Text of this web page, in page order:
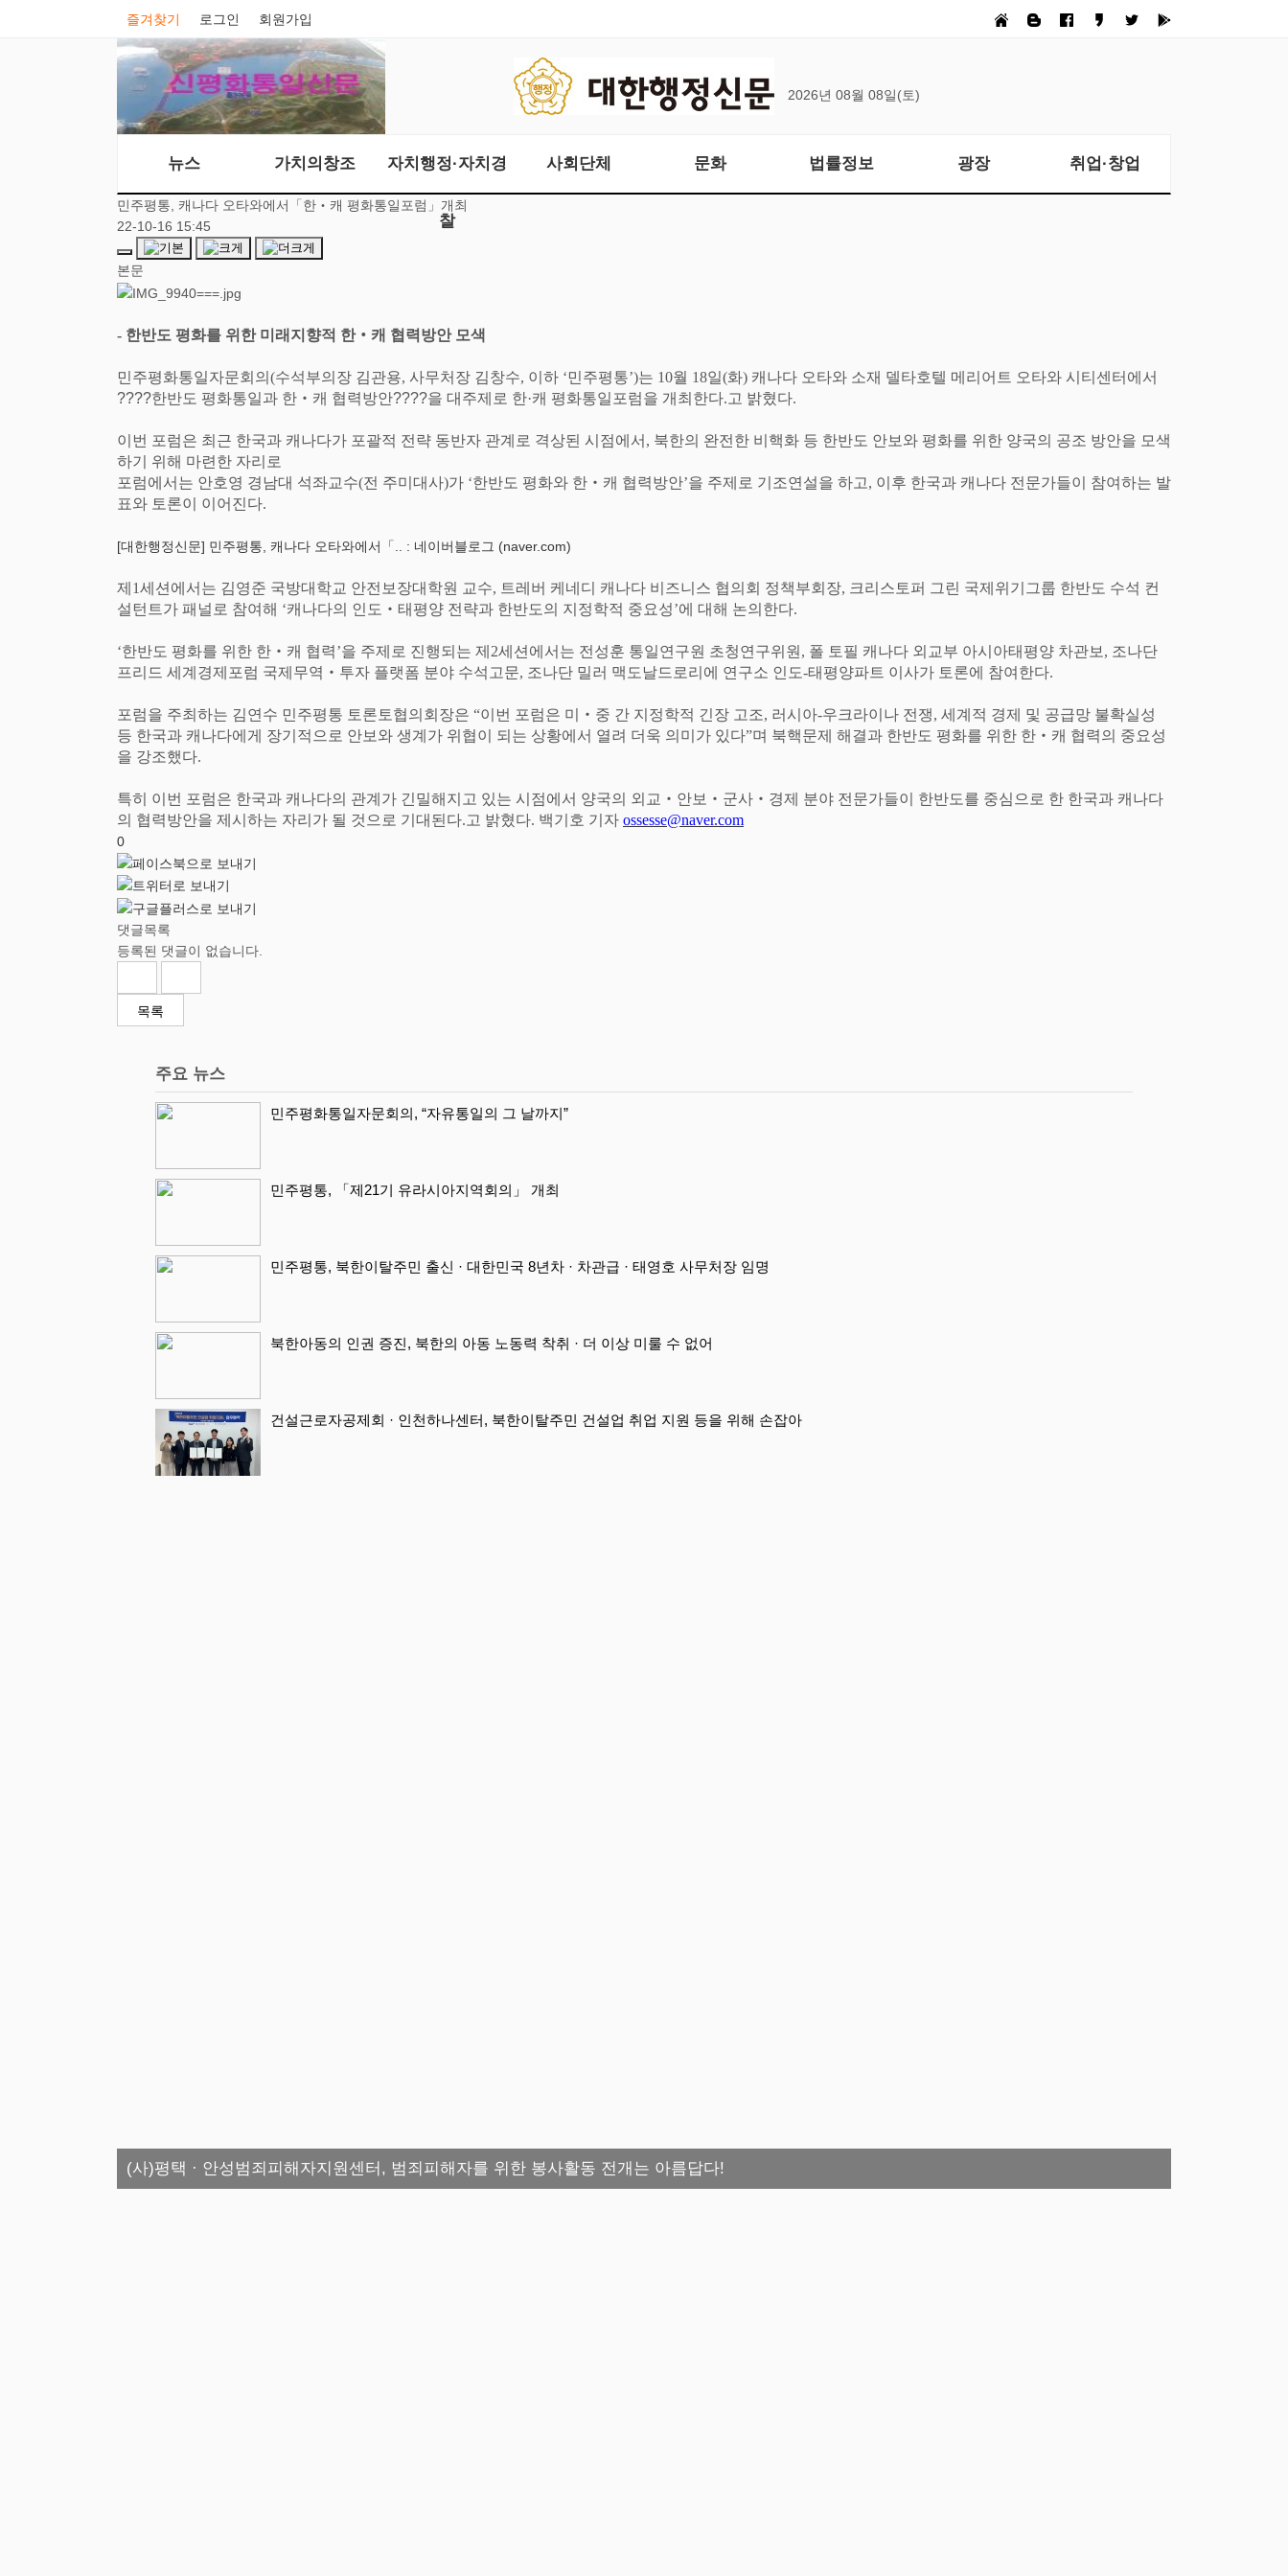
즐겨찾기 로그인 회원가입
2026년 08월 08일(토)
뉴스 가치의창조 자치행정·자치경
찰
사회단체 문화 법률정보 광장 취업·창업
민주평통, 캐나다 오타와에서「한‧캐 평화통일포럼」개최
22-10-16 15:45
본문
- 한반도 평화를 위한 미래지향적 한‧ 캐 협력방안 모색
민주평화통일자문회의 (수석부의장 김관용, 사무처장 김창수, 이하 ‘민주평통’)는 10월 18일(화) 캐나다 오타와 소재 델타호텔 메리어트 오타와 시티센터에서
????한반도 평화통일과 한 ‧ 캐 협력방안????을 대주제로 한·캐 평화통일포럼을 개최한다.고 밝혔다.
이번 포럼은 최근 한국과 캐나다가 포괄적 전략 동반자 관계로 격상된 시점에서 , 북한의 완전한 비핵화 등 한반도 안보와 평화를 위한 양국의 공조 방안을 모색
하기 위해 마련한 자리로
포럼에서는 안호영 경남대 석좌교수(전 주미대사)가 ‘한반도 평화와 한 ‧ 캐 협력방안’을 주제로 기조연설을 하고, 이후 한국과 캐나다 전문가들이 참여하는 발
표와 토론이 이어진다.
[대한행정신문] 민주평통, 캐나다 오타와에서「.. : 네이버블로그 (naver.com)
제 1세션에서는 김영준 국방대학교 안전보장대학원 교수, 트레버 케네디 캐나다 비즈니스 협의회 정책부회장, 크리스토퍼 그린 국제위기그룹 한반도 수석 컨
설턴트가 패널로 참여해 ‘캐나다의 인도 ‧ 태평양 전략과 한반도의 지정학적 중요성’에 대해 논의한다.
‘한반도 평화를 위한 한 ‧ 캐 협력’을 주제로 진행되는 제 2세션에서는 전성훈 통일연구원 초청연구위원 , 폴 토필 캐나다 외교부 아시아태평양 차관보 , 조나단
프리드 세계경제포럼 국제무역 ‧ 투자 플랫폼 분야 수석고문, 조나단 밀러 맥도날드로리에 연구소 인도-태평양파트 이사가 토론에 참여한다.
포럼을 주최하는 김연수 민주평통 토론토협의회장은 “이번 포럼은 미 ‧ 중 간 지정학적 긴장 고조, 러시아-우크라이나 전쟁, 세계적 경제 및 공급망 불확실성
등 한국과 캐나다에게 장기적으로 안보와 생계가 위협이 되는 상황에서 열려 더욱 의미가 있다”며 북핵문제 해결과 한반도 평화를 위한 한 ‧ 캐 협력의 중요성
을 강조했다.
특히 이번 포럼은 한국과 캐나다의 관계가 긴밀해지고 있는 시점에서 양국의 외교 ‧ 안보 ‧ 군사 ‧ 경제 분야 전문가들이 한반도를 중심으로 한 한국과 캐나다
의 협력방안을 제시하는 자리가 될 것으로 기대된다.고 밝혔다. 백기호 기자 ossesse@naver.com
0
댓글목록
등록된 댓글이 없습니다.
목록
주요 뉴스
민주평화통일자문회의, “자유통일의 그 날까지”
민주평통, 「제21기 유라시아지역회의」 개최
민주평통, 북한이탈주민 출신 · 대한민국 8년차 · 차관급 · 태영호 사무처장 임명
북한아동의 인권 증진, 북한의 아동 노동력 착취 · 더 이상 미룰 수 없어
건설근로자공제회 · 인천하나센터, 북한이탈주민 건설업 취업 지원 등을 위해 손잡아
(사)평택 · 안성범죄피해자지원센터, 범죄피해자를 위한 봉사활동 전개는 아름답다!